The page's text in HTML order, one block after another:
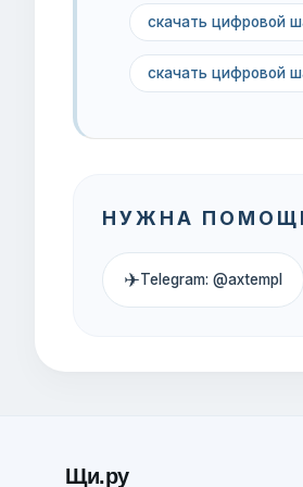
скачать цифровой
скачать цифровой
НУЖНА
✈Telegram: @axtempl
Щи.ру